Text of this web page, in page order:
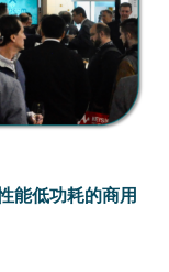
能低功耗的商用